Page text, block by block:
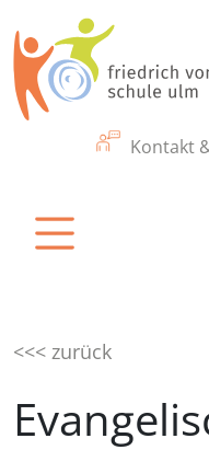
Kontakt
körperlichen &
<<< zurück